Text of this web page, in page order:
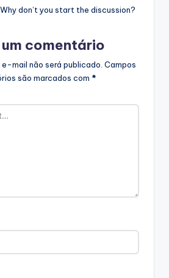
don’t you start the discussion?
um comentário
mail não será publicado. Campos
são marcados com *